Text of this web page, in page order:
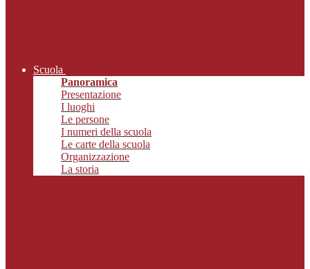
Scuola
Panoramica
Presentazione
I luoghi
Le persone
I numeri della scuola
Le carte della scuola
Organizzazione
La storia